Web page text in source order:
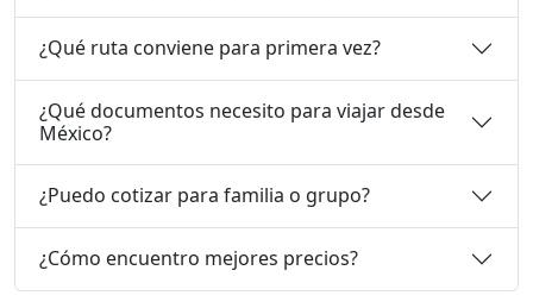
¿Qué ruta conviene para primera vez?
¿Qué documentos necesito para viajar desde
México?
¿Puedo cotizar para familia o grupo?
¿Cómo encuentro mejores precios?